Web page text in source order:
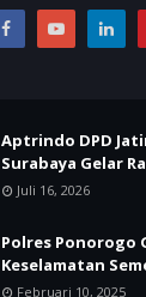
Aptrindo DPD
Surabaya Gelar
Juli 16, 2026
Polres Ponorogo
Keselamatan
Februari 10, 2025